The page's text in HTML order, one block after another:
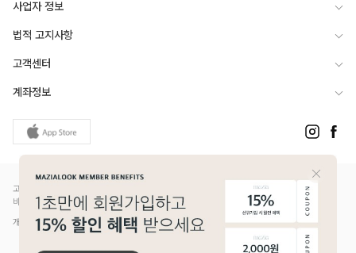
사업자 정보
법적 고지사항
고객센터
계좌정보
고객님은 안전거래를 위해 현금 등으로 결제 시 저희 쇼핑몰에서 가입한 PG사의 구매안전서
비스를 이용하실 수 있습니다.
개인정보보호배상책임보험(Ⅱ) 가입 - 메리츠화재 증권번호 14610-1327